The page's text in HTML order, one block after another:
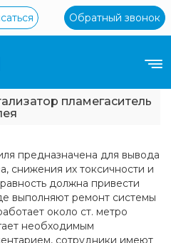
Обратный звонок
пламегаситель
предназначена для вывода
снижения их токсичности и
должна привести
выполняют ремонт системы
около ст. метро
необходимым
сотрудники имеют